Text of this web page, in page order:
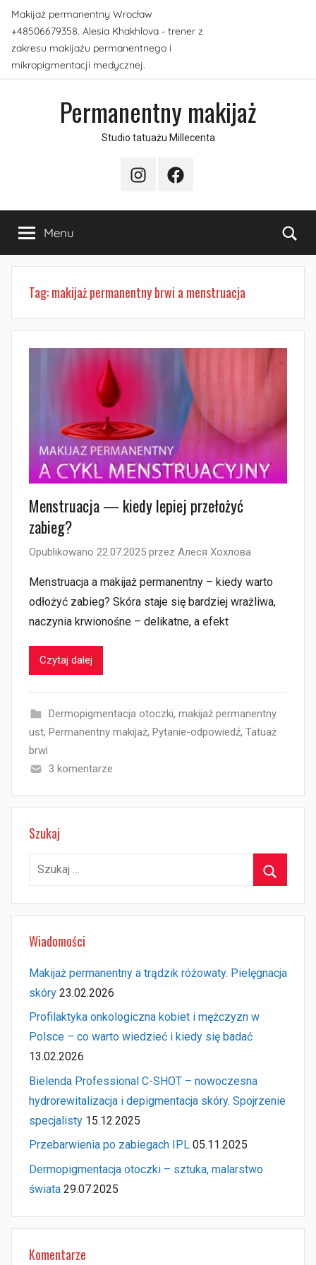
Przejdź
do
treści
Makijaż permanentny Wrocław
+48506679358. Alesia Khakhlova - trener z
zakresu makijażu permanentnego i
mikropigmentacji medycznej.
Permanentny makijaż
Studio tatuażu Millecenta
InstagramFacebook
Menu
Tag:makijaż permanentny brwi a menstruacja
Menstruacja — kiedy lepiej przełożyć
zabieg?
Opublikowano 22.07.2025 przez Алеся Хохлова
Menstruacja a makijaż permanentny – kiedy warto
odłożyć zabieg? Skóra staje się bardziej wrażliwa,
naczynia krwionośne – delikatne, a efekt
Czytaj dalej
Dermopigmentacja otoczki, makijaż permanentny
ust, Permanentny makijaż, Pytanie-odpowiedź, Tatuaż
brwi
3 komentarze
Szukaj
Szukaj:
Wiadomości
Makijaż permanentny a trądzik różowaty. Pielęgnacja
skóry 23.02.2026
Profilaktyka onkologiczna kobiet i mężczyzn w
Polsce – co warto wiedzieć i kiedy się badać
13.02.2026
Bielenda Professional C-SHOT – nowoczesna
hydrorewitalizacja i depigmentacja skóry. Spojrzenie
specjalisty 15.12.2025
Przebarwienia po zabiegach IPL 05.11.2025
Dermopigmentacja otoczki – sztuka, malarstwo
świata 29.07.2025
Komentarze